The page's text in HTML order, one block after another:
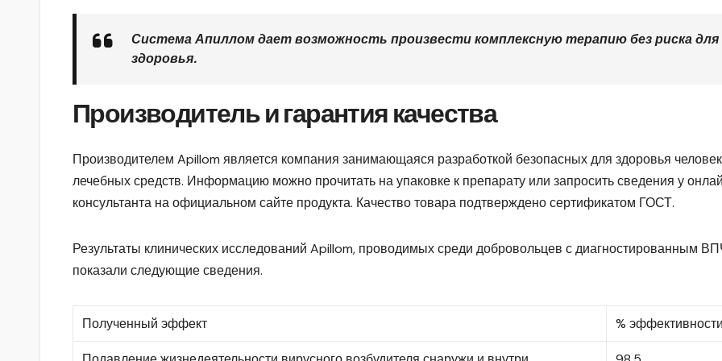
Система Апиллом дает возможность произвести комплексную терапию без риска для
здоровья.
Производитель и гарантия качества
Производителем Apillom является компания занимающаяся разработкой безопасных для здоровья
лечебных средств. Информацию можно прочитать на упаковке к препарату или запросить сведения у
консультанта на официальном сайте продукта. Качество товара подтверждено сертификатом ГОСТ.
Результаты клинических исследований Apillom, проводимых среди добровольцев с диагностированным
показали следующие сведения.
Полученный эффект % эффективности